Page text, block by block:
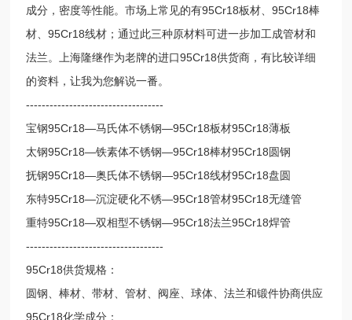
成分，密度等性能。市场上常见的有95Cr18板材、95Cr18棒
材、95Cr18线材；通过此三种原材料可进一步加工成管材和
法兰。上海隆继作为老牌的进口95Cr18供货商，有比较详细
的资料，让我为您解说一番。
-----------------------------------
宝钢95Cr18—马氏体不锈钢—95Cr18板材95Cr18薄板
太钢95Cr18—铁素体不锈钢—95Cr18棒材95Cr18圆钢
抚钢95Cr18—奥氏体不锈钢—95Cr18线材95Cr18盘圆
东特95Cr18—沉淀硬化不锈—95Cr18管材95Cr18无缝管
重特95Cr18—双相型不锈钢—95Cr18法兰95Cr18焊管
-----------------------------------
95Cr18供货规格：
圆钢、棒材、带材、管材、阀座、球体、法兰和锻件协商供应
95Cr18化学成分：